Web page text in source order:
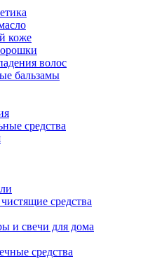
коже
волос
бальзамы
средства
средства
и свечи для дома
средства